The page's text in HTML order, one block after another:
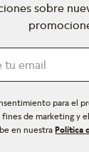
sobre
para el
fines de marketing y
en nuestraPolítica